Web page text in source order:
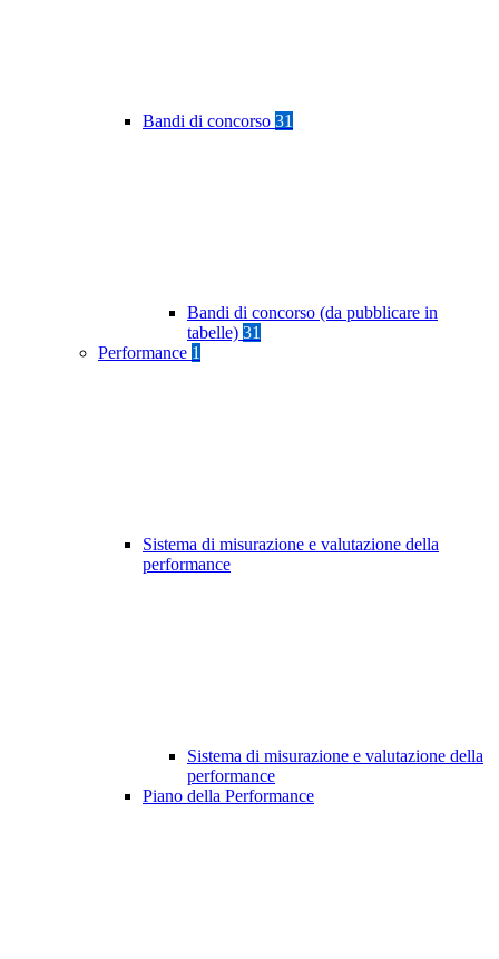
Bandi di concorso 31
Bandi di concorso (da pubblicare in
tabelle) 31
Performance 1
Sistema di misurazione e valutazione della
performance
Sistema di misurazione e valutazione della
performance
Piano della Performance